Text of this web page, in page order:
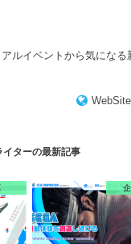
アルイベントから気になる
WebSite
イターの最新記事